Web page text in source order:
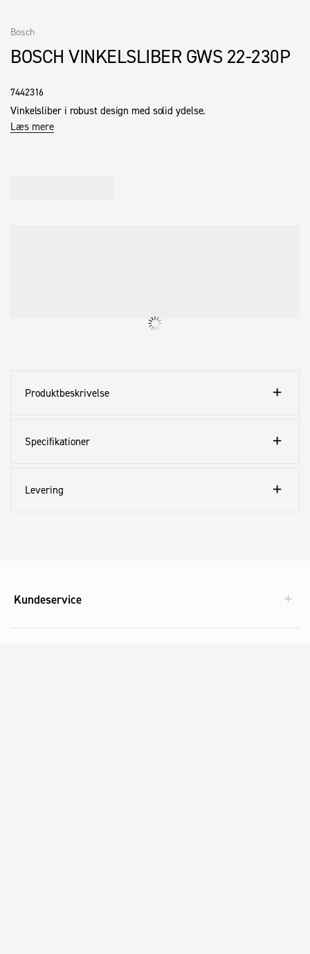
BOSCH VINKELSLIBER GWS 22-230P
Bosch
7442316
Vinkelsliber i robust design med solid ydelse.
Læs mere
Produktbeskrivelse
Specifikationer
Levering
Kundeservice